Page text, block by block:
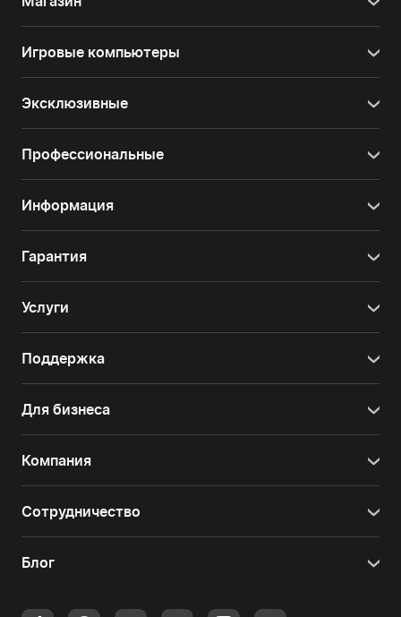
Игровые компьютеры
Эксклюзивные
Профессиональные
Информация
Гарантия
Услуги
Поддержка
Для бизнеса
Компания
Сотрудничество
Блог